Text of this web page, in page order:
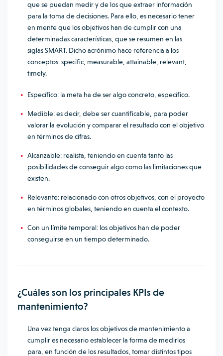
que se puedan medir y de los que extraer información
para la toma de decisiones. Para ello, es necesario tener
en mente que los objetivos han de cumplir con una
determinadas características, que se resumen en las
siglasSMART. Dicho acrónimo hace referencia a los
conceptos: specific, measurable, attainable, relevant,
timely.
Específico: la meta ha de ser algo concreto, específico.
Medible: es decir, debe ser cuantificable, para poder
valorar la evolución y comparar el resultado con el objetivo
en términos de cifras.
Alcanzable: realista, teniendo en cuenta tanto las
posibilidades de conseguir algo como las limitaciones que
existen.
Relevante: relacionado con otros objetivos, con el proyecto
en términos globales, teniendo en cuenta el contexto.
Con un límite temporal: los objetivos han de poder
conseguirse en un tiempo determinado.
¿Cuáles son los principales KPIs de
mantenimiento?
Una vez tenga claros los objetivos de mantenimiento a
cumplir es necesario establecer la forma de medirlos
para, en función de los resultados, tomar distintos tipos